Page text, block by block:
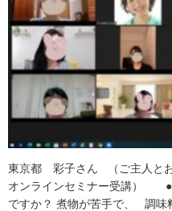
東京都 彩子さん （ご主人と
オンラインセミナー受講） ●
ですか？ 煮物が苦手で、 調味